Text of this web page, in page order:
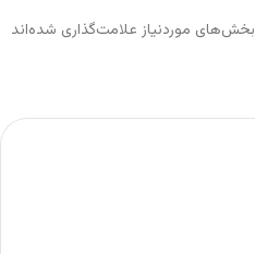
بخش‌های موردنیاز علامت‌گذاری شده‌اند